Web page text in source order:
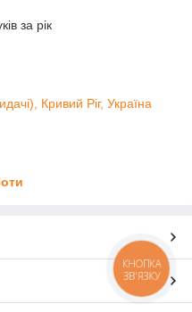
за рік
Кривий Ріг, Україна
КНОПКА
ЗВ'ЯЗКУ